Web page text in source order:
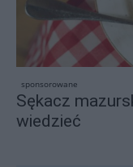
sponsorowane
Sękacz
wiedzieć